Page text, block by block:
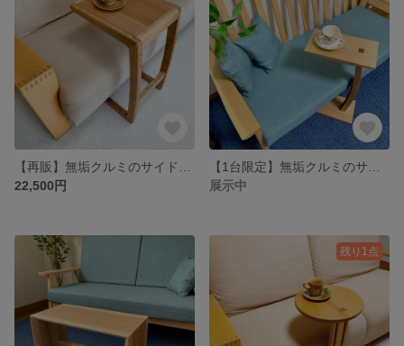
22,500円
展示中
残り1点